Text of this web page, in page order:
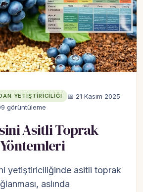
YETIŞTIRICILIĞI
📅 21 Kasım 2025
görüntüleme
Asitli Toprak
yetiştiriciliğinde asitli toprak
aslında